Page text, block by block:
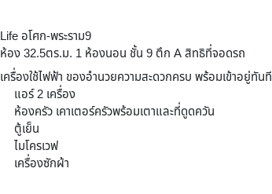
Life อโศก-พระราม9
ห้อง 32.5ตร.ม. 1 ห้องนอน ชั้น 9 ตึก A สิทธิที่จอดรถ
เครื่องใช้ไฟฟ้า ของอำนวยความสะดวกครบ พร้อมเข้าอยู่ทันที
แอร์ 2 เครื่อง
ห้องครัว เคาเตอร์ครัวพร้อมเตาและที่ดูดควัน
ตู้เย็น
ไมโครเวฟ
เครื่องซักผ้า